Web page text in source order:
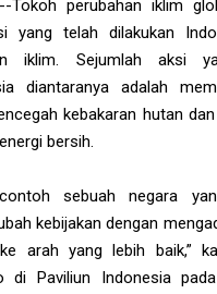
Tokoh perubahan iklim
yang telah dilakukan
iklim. Sejumlah aksi
diantaranya adalah
kebakaran hutan
bersih.
sebuah negara
kebijakan dengan
arah yang lebih baik,”
di Paviliun Indonesia